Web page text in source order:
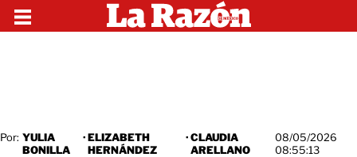
Por: YULIA
BONILLA
·ELIZABETH
HERNÁNDEZ
·CLAUDIA
ARELLANO
08/05/2026
08:55:13